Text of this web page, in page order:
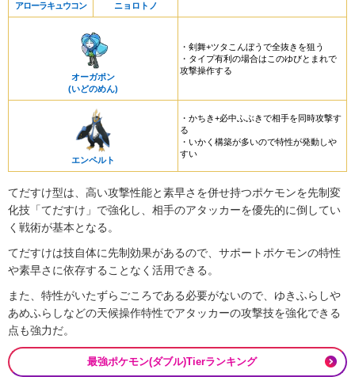
アローラキュウコン ニョロトノ
オーガポン
(いどのめん)
・剣舞+ツタこんぼうで全抜きを狙う
・タイプ有利の場合はこのゆびとまれで
攻撃操作する
エンペルト
・かちき+必中ふぶきで相手を同時攻撃す
る
・いかく構築が多いので特性が発動しや
すい
てだすけ型は、高い攻撃性能と素早さを併せ持つポケモンを先制変
化技「てだすけ」で強化し、相手のアタッカーを優先的に倒してい
く戦術が基本となる。
てだすけは技自体に先制効果があるので、サポートポケモンの特性
や素早さに依存することなく活用できる。
また、特性がいたずらごころである必要がないので、ゆきふらしや
あめふらしなどの天候操作特性でアタッカーの攻撃技を強化できる
点も強力だ。
最強ポケモン(ダブル)Tierランキング